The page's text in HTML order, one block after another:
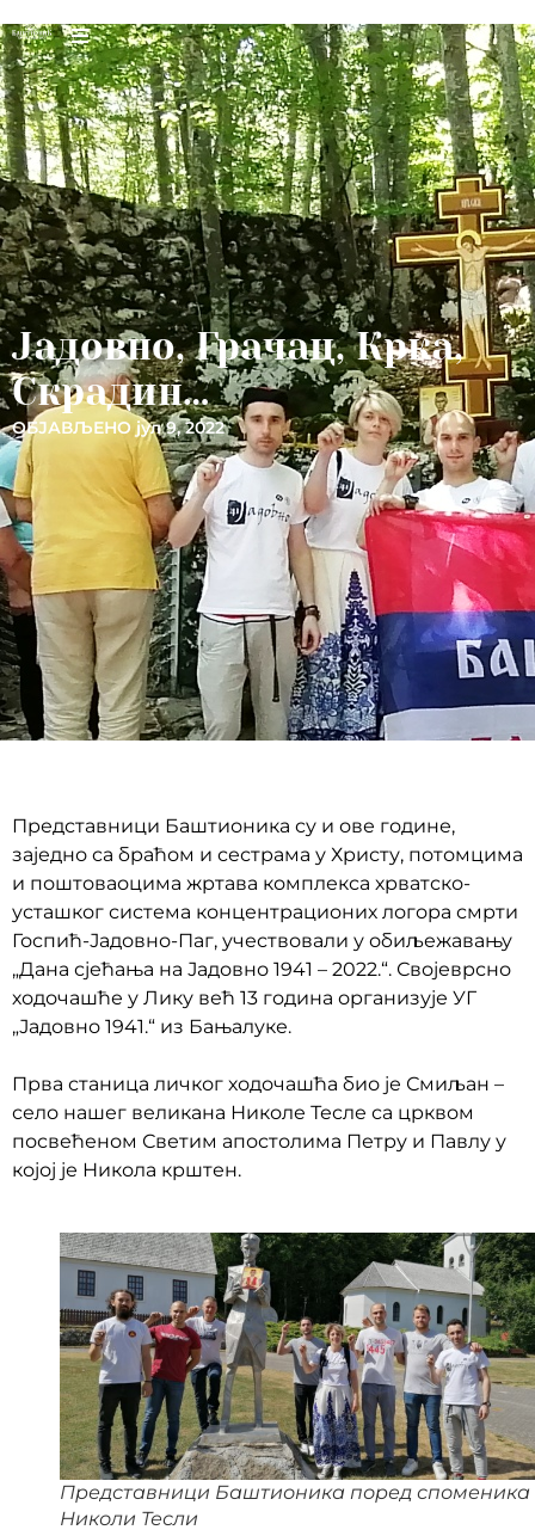
Јадовно, Грачац, Крка,
Скрадин…
ОБЈАВЉЕНО јул 9, 2022
Представници Баштионика су и ове године,
заједно са браћом и сестрама у Христу, потомцима
и поштоваоцима жртава комплекса хрватско-
усташког система концентрационих логора смрти
Госпић-Јадовно-Паг, учествовали у обиљежавању
„Дана сјећања на Јадовно 1941 – 2022.“. Својеврсно
ходочашће у Лику већ 13 година организује УГ
„Јадовно 1941.“ из Бањалуке.
Прва станица личког ходочашћа био је Смиљан –
село нашег великана Николе Тесле са црквом
посвећеном Светим апостолима Петру и Павлу у
којој је Никола крштен.
Представници Баштионика поред споменика
Николи Тесли